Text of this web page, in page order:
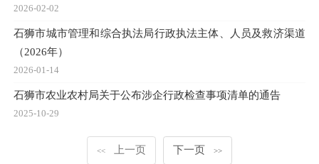
2026-02-02
石狮市城市管理和综合执法局行政执法主体、人员及救济渠道
（2026年）
2026-01-14
石狮市农业农村局关于公布涉企行政检查事项清单的通告
2025-10-29
<< 上一页 下一页 >>